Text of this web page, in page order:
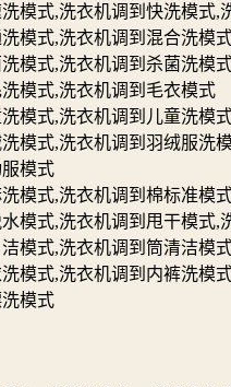
模式,洗衣机调到快洗模式
模式,洗衣机调到混合洗模
模式,洗衣机调到杀菌洗模
模式,洗衣机调到毛衣模式
模式,洗衣机调到儿童洗模
模式,洗衣机调到羽绒服洗
模式
模式,洗衣机调到棉标准模
模式,洗衣机调到甩干模式,
模式,洗衣机调到筒清洁模
模式,洗衣机调到内裤洗模
模式